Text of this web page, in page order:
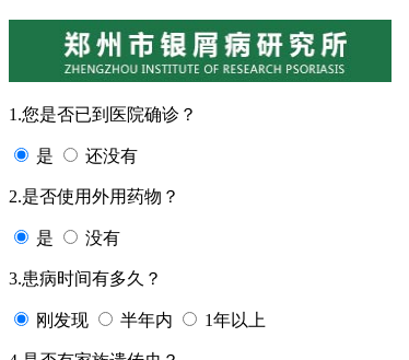
1.您是否已到医院确诊？
是 还没有
2.是否使用外用药物？
是 没有
3.患病时间有多久？
刚发现 半年内 1年以上